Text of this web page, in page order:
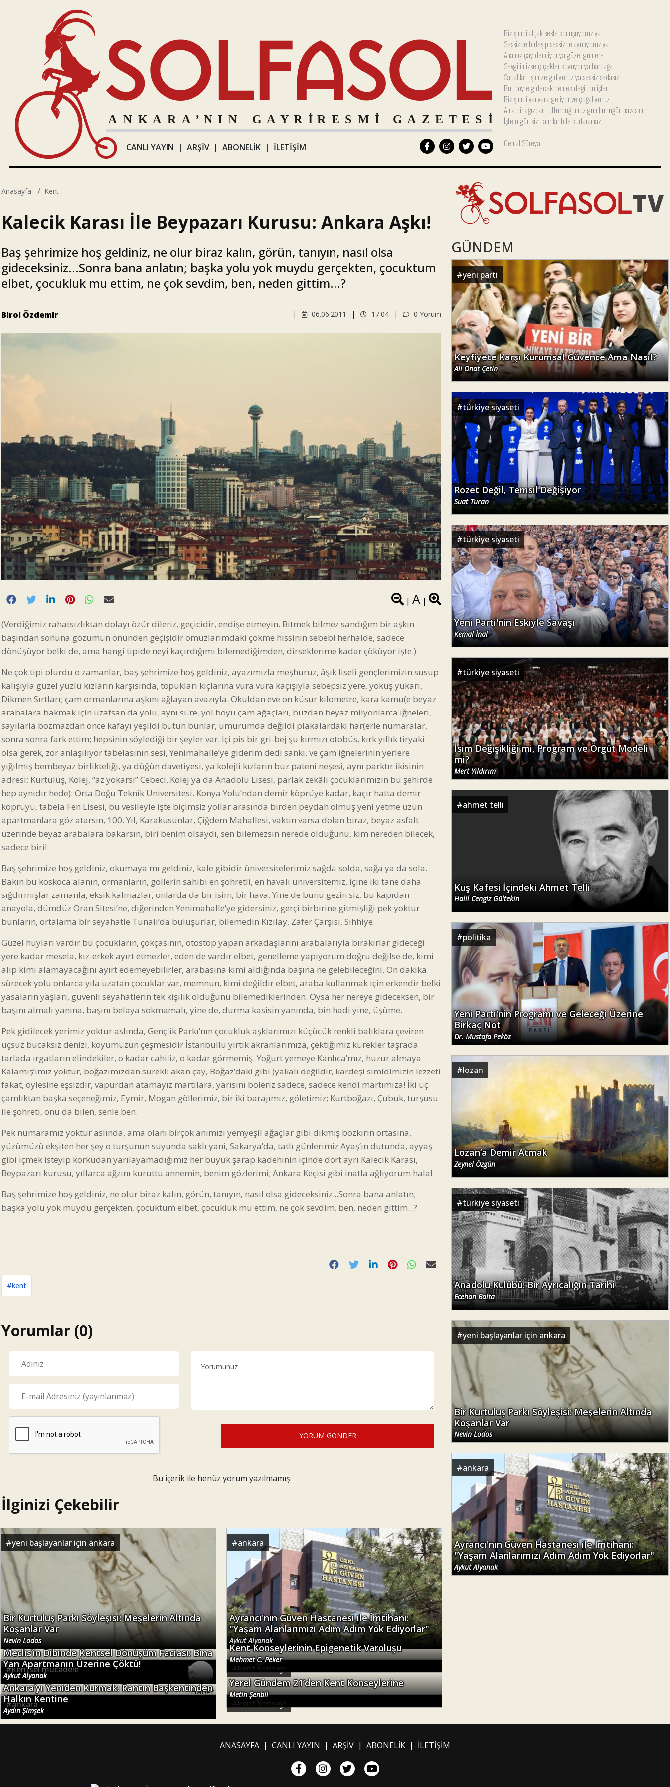
CANLI YAYIN |ARŞİV |ABONELİK | İLETİŞİM
Biz şimdi alçak sesle konuşuyoruz ya
Sessizce birleşip sessizce ayrılıyoruz ya
Anamız çay demliyor ya güzel günlere
Sevgilimizse çiçekler koyuyor ya bardağa
Sabahları işimize gidiyoruz ya sessiz sedasız
Bu, böyle gidecek demek değil bu işler
Biz şimdi yanyana geliyor ve çoğalıyoruz
Ama bir ağızdan tutturduğumuz gün hürlüğün havasını
İşte o gün sizi tanrılar bile kurtaramaz
Cemal Süreya
Anasayfa Kent
Kalecik Karası İle Beypazarı Kurusu: Ankara Aşkı!
Baş şehrimize hoş geldiniz, ne olur biraz kalın, görün, tanıyın, nasıl olsa
gideceksiniz...Sonra bana anlatın; başka yolu yok muydu gerçekten, çocuktum
elbet, çocukluk mu ettim, ne çok sevdim, ben, neden gittim...?
Birol Özdemir 0 Yorum
17.04
06.06.2011
| A |
(Verdiğimiz rahatsızlıktan dolayı özür dileriz, geçicidir, endişe etmeyin. Bitmek bilmez sandığım bir aşkın
başından sonuna gözümün önünden geçişidir omuzlarımdaki çökme hissinin sebebi herhalde, sadece
dönüşüyor belki de, ama hangi tipide neyi kaçırdığımı bilemediğimden, dirseklerime kadar çöküyor işte.)
Ne çok tipi olurdu o zamanlar, baş şehrimize hoş geldiniz, ayazımızla meşhuruz, âşık liseli gençlerimizin susup
kalışıyla güzel yüzlü kızların karşısında, topukları kıçlarına vura vura kaçışıyla sebepsiz yere, yokuş yukarı,
Dikmen Sırtları; çam ormanlarına aşkını ağlayan avazıyla. Okuldan eve on küsur kilometre, kara kamu(e beyaz
arabalara bakmak için uzatsan da yolu, aynı süre, yol boyu çam ağaçları, buzdan beyaz milyonlarca iğneleri,
sayılarla bozmazdan önce kafayı yeşildi bütün bunlar, umurumda değildi plakalardaki har(erle numaralar,
sonra sonra fark ettim; hepsinin söylediği bir şeyler var. İçi pis bir gri-bej şu kırmızı otobüs, kırk yıllık tiryaki
olsa gerek, zor anlaşılıyor tabelasının sesi, Yenimahalle’ye giderim dedi sanki, ve çam iğnelerinin yerlere
yığılmış bembeyaz birlikteliği, ya düğün davetiyesi, ya kolejli kızların buz pateni neşesi, aynı parktır ikisinin
adresi: Kurtuluş, Kolej, “az yokarsı” Cebeci. Kolej ya da Anadolu Lisesi, parlak zekâlı çocuklarımızın bu şehirde
hep aynıdır hede): Orta Doğu Teknik Üniversitesi. Konya Yolu’ndan demir köprüye kadar, kaçır hatta demir
köprüyü, tabela Fen Lisesi, bu vesileyle işte biçimsiz yollar arasında birden peydah olmuş yeni yetme uzun
apartmanlara göz atarsın, 100. Yıl, Karakusunlar, Çiğdem Mahallesi, vaktin varsa dolan biraz, beyaz asfalt
üzerinde beyaz arabalara bakarsın, biri benim olsaydı, sen bilemezsin nerede olduğunu, kim nereden bilecek,
sadece biri!
Baş şehrimize hoş geldiniz, okumaya mı geldiniz, kale gibidir üniversitelerimiz sağda solda, sağa ya da sola.
Bakın bu koskoca alanın, ormanların, göllerin sahibi en şöhretli, en havalı üniversitemiz, içine iki tane daha
sığdırmışlar zamanla, eksik kalmazlar, onlarda da bir isim, bir hava. Yine de bunu gezin siz, bu kapıdan
anayola, dümdüz Oran Sitesi’ne, diğerinden Yenimahalle’ye gidersiniz, gerçi birbirine gitmişliği pek yoktur
bunların, ortalama bir seyahatle Tunalı’da buluşurlar, bilemedin Kızılay, Zafer Çarşısı, Sıhhiye.
Güzel huyları vardır bu çocukların, çokçasının, otostop yapan arkadaşlarını arabalarıyla bırakırlar gideceği
yere kadar mesela, kız-erkek ayırt etmezler, eden de vardır elbet, genelleme yapıyorum doğru değilse de, kimi
alıp kimi alamayacağını ayırt edemeyebilirler, arabasına kimi aldığında başına ne gelebileceğini. On dakika
sürecek yolu onlarca yıla uzatan çocuklar var, memnun, kimi değildir elbet, araba kullanmak için erkendir belki
yasaların yaşları, güvenli seyahatlerin tek kişilik olduğunu bilemediklerinden. Oysa her nereye gideceksen, bir
başını almalı yanına, başını belaya sokmamalı, yine de, durma kasisin yanında, bin hadi yine, üşüme.
Pek gidilecek yerimiz yoktur aslında, Gençlik Parkı’nın çocukluk aşklarımızı küçücük renkli balıklara çeviren
uçsuz bucaksız denizi, köyümüzün çeşmesidir İstanbullu yırtık akranlarımıza, çektiğimiz kürekler taşrada
tarlada ırgatların elindekiler, o kadar cahiliz, o kadar görmemiş. Yoğurt yemeye Kanlıca’mız, huzur almaya
Kalamış’ımız yoktur, boğazımızdan sürekli akan çay, Boğaz’daki gibi )yakalı değildir, kardeşi simidimizin lezzeti
fakat, öylesine eşsizdir, vapurdan atamayız martılara, yarısını böleriz sadece, sadece kendi martımıza! İki üç
çamlıktan başka seçeneğimiz, Eymir, Mogan göllerimiz, bir iki barajımız, göletimiz; Kurtboğazı, Çubuk, turşusu
ile şöhreti, onu da bilen, senle ben.
Pek numaramız yoktur aslında, ama olanı birçok anımızı yemyeşil ağaçlar gibi dikmiş bozkırın ortasına,
yüzümüzü ekşiten her şey o turşunun suyunda saklı yani, Sakarya’da, tatlı günlerimiz Ayaş’ın dutunda, ayyaş
gibi içmek isteyip korkudan yarılayamadığımız her büyük şarap kadehinin içinde dört ayrı Kalecik Karası,
Beypazarı kurusu, yıllarca ağzını kuruttu annemin, benim gözlerimi; Ankara Keçisi gibi inatla ağlıyorum hala!
Baş şehrimize hoş geldiniz, ne olur biraz kalın, görün, tanıyın, nasıl olsa gideceksiniz...Sonra bana anlatın;
başka yolu yok muydu gerçekten, çocuktum elbet, çocukluk mu ettim, ne çok sevdim, ben, neden gittim...?
#kent
Yorumlar (0)
YORUM GÖNDER
Bu içerik ile henüz yorum yazılmamış
İlginizi Çekebilir
#yeni başlayanlar için ankara
Bir Kurtuluş Parkı Söyleşisi: Meşelerin Altında
Koşanlar Var
Nevin Lodos
#ankara
Ayrancı'nın Güven Hastanesi ile İmtihanı:
"Yaşam Alanlarımızı Adım Adım Yok Ediyorlar"
Aykut Alyanak
#kentsel mücadele
Meclis’in Dibinde Kentsel Dönüşüm Faciası: Bina
Yan Apartmanın Üzerine Çöktü!
Aykut Alyanak
#kent konseyi
Kent Konseylerinin Epigenetik Varoluşu
Mehmet C. Peker
#ankara
Ankara’yı Yeniden Kurmak: Rantın Başkentinden
Halkın Kentine
Aydın Şimşek
#kent konseyi
Yerel Gündem 21’den Kent Konseylerine
Metin Şenbil
GÜNDEM
#yeni parti
Keyfiyete Karşı Kurumsal Güvence Ama Nasıl?
Ali Onat Çetin
#türkiye siyaseti
Rozet Değil, Temsil Değişiyor
Suat Turan
#türkiye siyaseti
Yeni Parti'nin Eskiyle Savaşı
Kemal İnal
#türkiye siyaseti
İsim Değişikliği mi, Program ve Örgüt Modeli
mi?
Mert Yıldırım
#ahmet telli
Kuş Kafesi İçindeki Ahmet Telli
Halil Cengiz Gültekin
#politika
Yeni Parti'nin Programı ve Geleceği Üzerine
Birkaç Not
Dr. Mustafa Peköz
#lozan
Lozan’a Demir Atmak
Zeynel Özgün
#türkiye siyaseti
Anadolu Kulübü: Bir Ayrıcalığın Tarihi
Ecehan Balta
#yeni başlayanlar için ankara
Bir Kurtuluş Parkı Söyleşisi: Meşelerin Altında
Koşanlar Var
Nevin Lodos
#ankara
Ayrancı'nın Güven Hastanesi ile İmtihanı:
"Yaşam Alanlarımızı Adım Adım Yok Ediyorlar"
Aykut Alyanak
ANASAYFA | CANLI YAYIN | ARŞİV | ABONELİK | İLETİŞİM